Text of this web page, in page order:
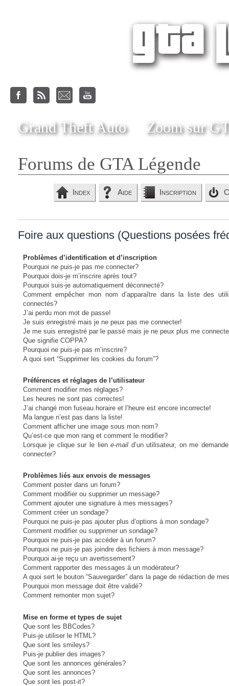
Grand Theft Auto Zoom sur
Forums de GTA Légende
Index Aide Inscription
Foire aux questions (Questions posées
Problèmes d’identification et d’inscription
Pourquoi ne puis-je pas me connecter?
Pourquoi dois-je m’inscrire après tout?
Pourquoi suis-je automatiquement déconnecté?
Comment empêcher mon nom d’apparaître dans la liste des
connectés?
J’ai perdu mon mot de passe!
Je suis enregistré mais je ne peux pas me connecter!
Je me suis enregistré par le passé mais je ne peux plus me
Que signifie COPPA?
Pourquoi ne puis-je pas m’inscrire?
A quoi sert “Supprimer les cookies du forum”?
Préférences et réglages de l’utilisateur
Comment modifier mes réglages?
Les heures ne sont pas correctes!
J’ai changé mon fuseau horaire et l’heure est encore incorrecte!
Ma langue n’est pas dans la liste!
Comment afficher une image sous mon nom?
Qu’est-ce que mon rang et comment le modifier?
Lorsque je clique sur le liene-mail d’un utilisateur, on me
connecter?
Problèmes liés aux envois de messages
Comment poster dans un forum?
Comment modifier ou supprimer un message?
Comment ajouter une signature à mes messages?
Comment créer un sondage?
Pourquoi ne puis-je pas ajouter plus d’options à mon sondage?
Comment modifier ou supprimer un sondage?
Pourquoi ne puis-je pas accéder à un forum?
Pourquoi ne puis-je pas joindre des fichiers à mon message?
Pourquoi ai-je reçu un avertissement?
Comment rapporter des messages à un modérateur?
A quoi sert le bouton “Sauvegarder” dans la page de rédaction de
Pourquoi mon message doit être validé?
Comment remonter mon sujet?
Mise en forme et types de sujet
Que sont les BBCodes?
Puis-je utiliser le HTML?
Que sont les smileys?
Puis-je publier des images?
Que sont les annonces générales?
Que sont les annonces?
Que sont les post-it?